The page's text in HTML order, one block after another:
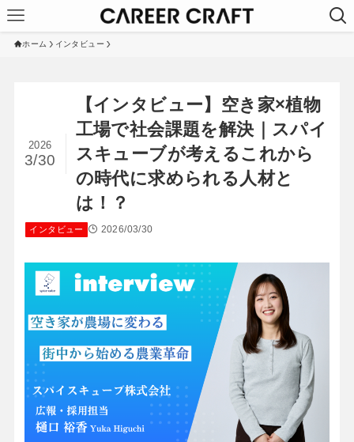
ホーム インタビュー
【インタビュー】空き家×植物
工場で社会課題を解決｜スパイ
スキューブが考えるこれから
の時代に求められる人材と
は！？
2026
3/30
インタビュー 2026/03/30